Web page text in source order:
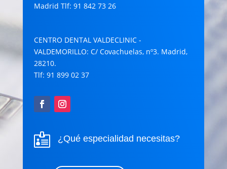
Madrid Tlf: 91 842 73 26
CENTRO DENTAL VALDECLINIC -
VALDEMORILLO: C/ Covachuelas, nº3. Madrid,
28210.
Tlf: 91 899 02 37
 ¿Qué especialidad necesitas?